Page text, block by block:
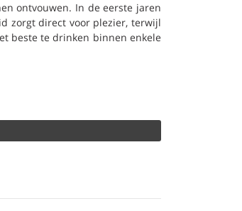
ontvouwen. In de eerste jaren
zorgt direct voor plezier, terwijl
beste te drinken binnen enkele